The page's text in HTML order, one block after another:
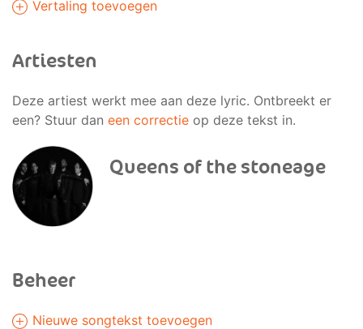
Vertaling toevoegen
Artiesten
Deze artiest werkt mee aan deze lyric. Ontbreekt er
een? Stuur dan een correctie op deze tekst in.
Queens of the stoneage
Beheer
Nieuwe songtekst toevoegen